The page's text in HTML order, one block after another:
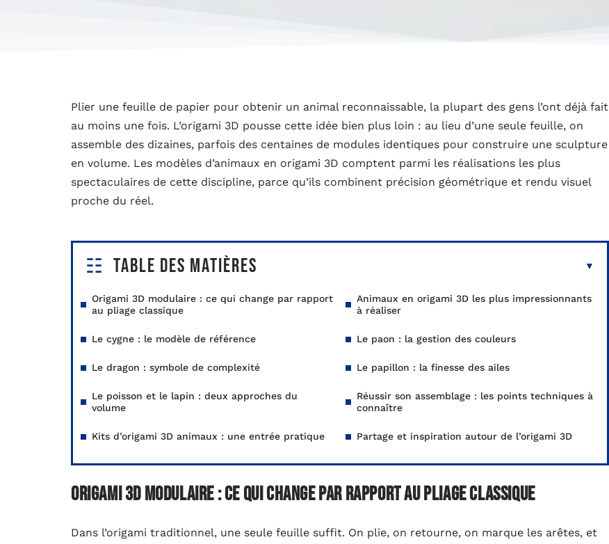
Plier une feuille de papier pour obtenir un animal reconnaissable, la plupart des gens l’ont déjà fait
au moins une fois. L’origami 3D pousse cette idée bien plus loin : au lieu d’une seule feuille, on
assemble des dizaines, parfois des centaines de modules identiques pour construire une sculpture
en volume. Les modèles d’animaux en origami 3D comptent parmi les réalisations les plus
spectaculaires de cette discipline, parce qu’ils combinent précision géométrique et rendu visuel
proche du réel.
Table des matières
Origami 3D modulaire : ce qui change par rapport
au pliage classique
Animaux en origami 3D les plus impressionnants
à réaliser
Le cygne : le modèle de référence Le paon : la gestion des couleurs
Le dragon : symbole de complexité Le papillon : la finesse des ailes
Le poisson et le lapin : deux approches du
volume
Réussir son assemblage : les points techniques à
connaître
Kits d’origami 3D animaux : une entrée pratique Partage et inspiration autour de l’origami 3D
Origami 3D modulaire : ce qui change par rapport au pliage classique
Dans l’origami traditionnel, une seule feuille suffit. On plie, on retourne, on marque les arêtes, et